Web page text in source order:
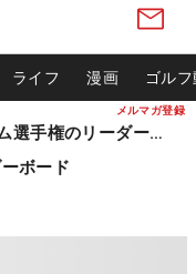
メルマガ登録
ライフ 漫画 ゴル
松山英樹ら出場 ウィンダム選手権のリーダーボード
ボード